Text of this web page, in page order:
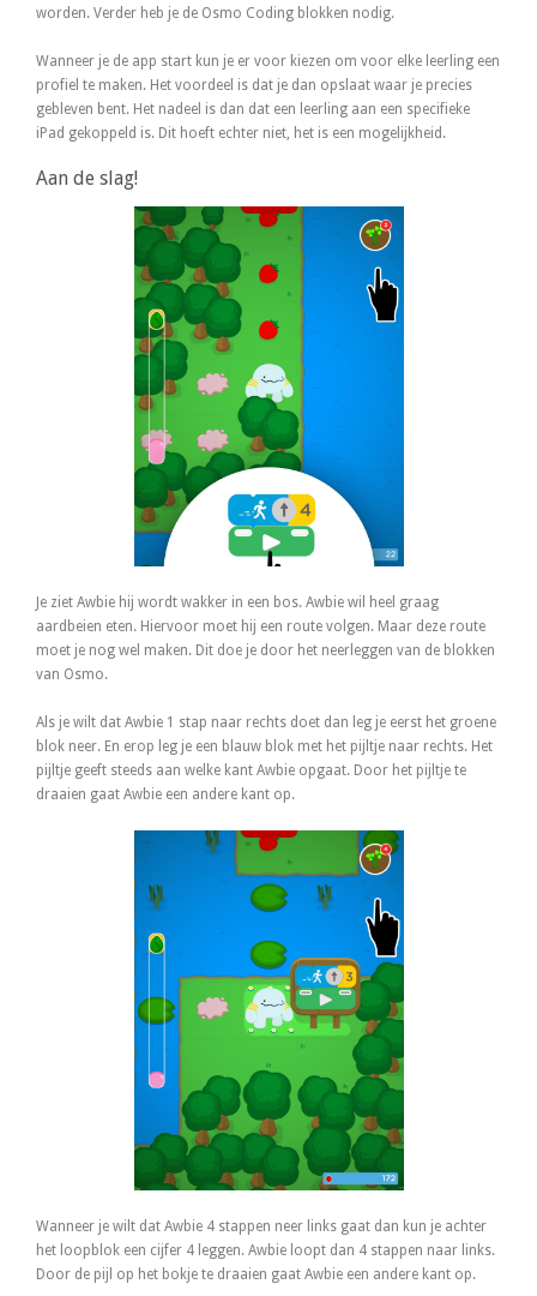
worden. Verder heb je de Osmo Coding blokken nodig.
Wanneer je de app start kun je er voor kiezen om voor elke leerling een
profiel te maken. Het voordeel is dat je dan opslaat waar je precies
gebleven bent. Het nadeel is dan dat een leerling aan een specifieke
iPad gekoppeld is. Dit hoeft echter niet, het is een mogelijkheid.
Aan de slag!
Je ziet Awbie hij wordt wakker in een bos. Awbie wil heel graag
aardbeien eten. Hiervoor moet hij een route volgen. Maar deze route
moet je nog wel maken. Dit doe je door het neerleggen van de blokken
van Osmo.
Als je wilt dat Awbie 1 stap naar rechts doet dan leg je eerst het groene
blok neer. En erop leg je een blauw blok met het pijltje naar rechts. Het
pijltje geeft steeds aan welke kant Awbie opgaat. Door het pijltje te
draaien gaat Awbie een andere kant op.
Wanneer je wilt dat Awbie 4 stappen neer links gaat dan kun je achter
het loopblok een cijfer 4 leggen. Awbie loopt dan 4 stappen naar links.
Door de pijl op het bokje te draaien gaat Awbie een andere kant op.